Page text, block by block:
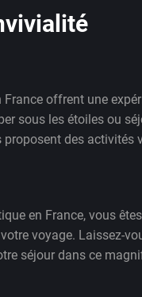
offrent une
sous les étoiles ou
des activités
en France, vous
voyage. Laissez-
séjour dans ce